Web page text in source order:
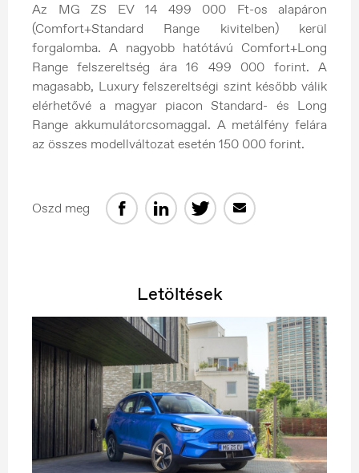
Az MG ZS EV 14 499 000 Ft-os alapáron
(Comfort+Standard Range kivitelben) kerül
forgalomba. A nagyobb hatótávú Comfort+Long
Range felszereltség ára 16 499 000 forint. A
magasabb, Luxury felszereltségi szint később válik
elérhetővé a magyar piacon Standard- és Long
Range akkumulátorcsomaggal. A metálfény felára
az összes modellváltozat esetén 150 000 forint.
Oszd meg
Letöltések